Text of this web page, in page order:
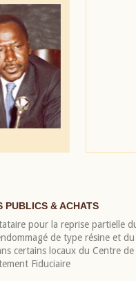
PUBLICS & ACHATS
pour la reprise partielle
de type résine et du
certains locaux du Centre de
Fiduciaire